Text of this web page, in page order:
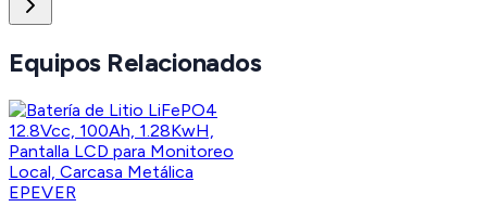
Equipos Relacionados
EPEVER